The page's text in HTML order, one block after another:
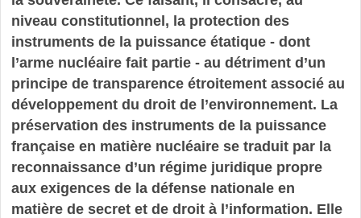
niveau constitutionnel, la protection des
instruments de la puissance étatique - dont
l’arme nucléaire fait partie - au détriment d’un
principe de transparence étroitement associé au
développement du droit de l’environnement. La
préservation des instruments de la puissance
française en matière nucléaire se traduit par la
reconnaissance d’un régime juridique propre
aux exigences de la défense nationale en
matière de secret et de droit à l’information. Elle